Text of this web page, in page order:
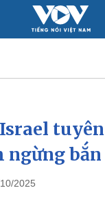
Xã hội
Tin 24h
Dự
ngừng bắn
2025